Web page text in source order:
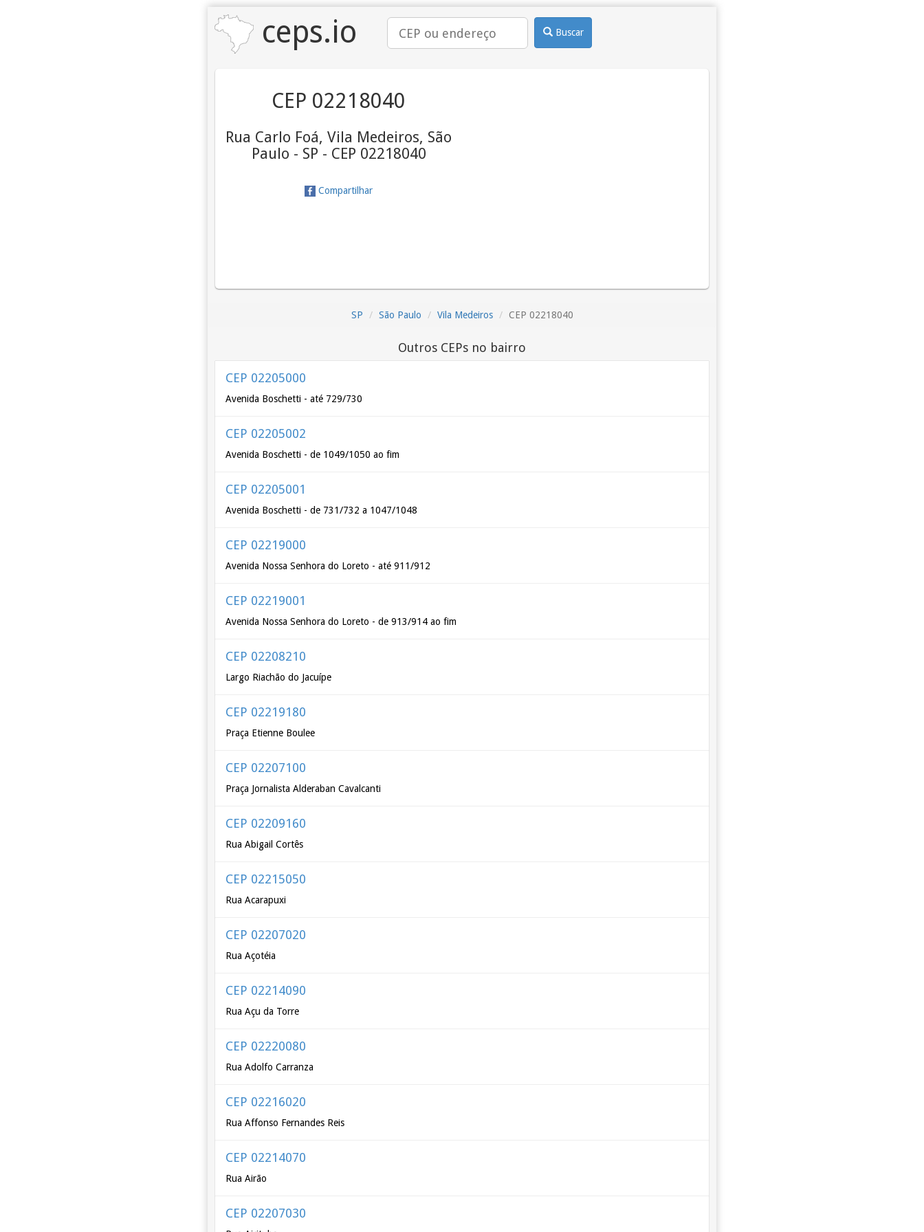
ceps.io Buscar
CEP 02218040
Rua Carlo Foá, Vila Medeiros, São
Paulo - SP - CEP 02218040
Compartilhar
SP São Paulo Vila Medeiros CEP 02218040
Outros CEPs no bairro
CEP 02205000
Avenida Boschetti - até 729/730
CEP 02205002
Avenida Boschetti - de 1049/1050 ao fim
CEP 02205001
Avenida Boschetti - de 731/732 a 1047/1048
CEP 02219000
Avenida Nossa Senhora do Loreto - até 911/912
CEP 02219001
Avenida Nossa Senhora do Loreto - de 913/914 ao fim
CEP 02208210
Largo Riachão do Jacuípe
CEP 02219180
Praça Etienne Boulee
CEP 02207100
Praça Jornalista Alderaban Cavalcanti
CEP 02209160
Rua Abigail Cortês
CEP 02215050
Rua Acarapuxi
CEP 02207020
Rua Açotéia
CEP 02214090
Rua Açu da Torre
CEP 02220080
Rua Adolfo Carranza
CEP 02216020
Rua Affonso Fernandes Reis
CEP 02214070
Rua Airão
CEP 02207030